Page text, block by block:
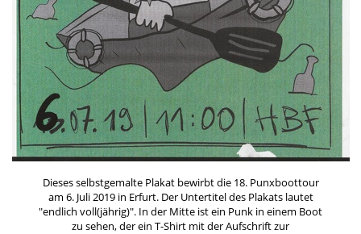
Dieses selbstgemalte Plakat bewirbt die 18. Punxboottour
am 6. Juli 2019 in Erfurt. Der Untertitel des Plakats lautet
"endlich voll(jährig)". In der Mitte ist ein Punk in einem Boot
zu sehen, der ein T-Shirt mit der Aufschrift zur